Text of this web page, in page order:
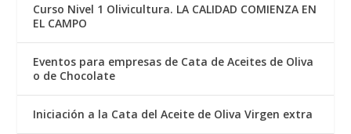
Curso Nivel 1 Olivicultura. LA CALIDAD COMIENZA EN
EL CAMPO
Eventos para empresas de Cata de Aceites de Oliva
o de Chocolate
Iniciación a la Cata del Aceite de Oliva Virgen extra